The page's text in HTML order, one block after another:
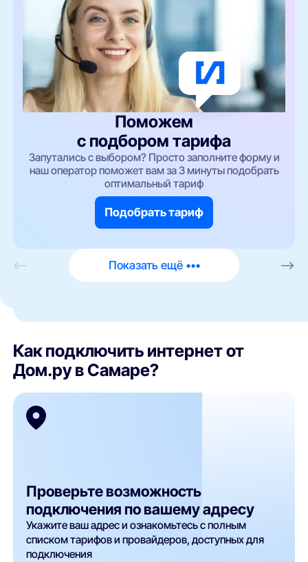
Поможем
с подбором тарифа
Запутались с выбором? Просто заполните форму и
наш оператор поможет вам за 3 минуты подобрать
оптимальный тариф
Подобрать тариф
<— Показать ещё ••• —>
Как подключить интернет от
Дом.ру в Самаре?
Проверьте возможность
подключения по вашему адресу
Укажите ваш адрес и ознакомьтесь с полным
списком тарифов и провайдеров, доступных для
подключения